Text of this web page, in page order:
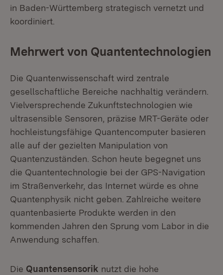
in Baden-Württemberg strategisch vernetzt und
koordiniert.
Mehrwert von Quantentechnologien
Die Quantenwissenschaft wird zentrale
gesellschaftliche Bereiche nachhaltig verändern.
Vielversprechende Zukunftstechnologien wie
ultrasensible Sensoren, präzise MRT-Geräte oder
hochleistungsfähige Quantencomputer basieren
alle auf der gezielten Manipulation von
Quantenzuständen. Schon heute begegnet uns
die Quantentechnologie bei der GPS-Navigation
im Straßenverkehr, das Internet würde es ohne
Quantenphysik nicht geben. Zahlreiche weitere
quantenbasierte Produkte werden in den
kommenden Jahren den Sprung vom Labor in die
Anwendung schaffen.
Die Quantensensorik nutzt die hohe